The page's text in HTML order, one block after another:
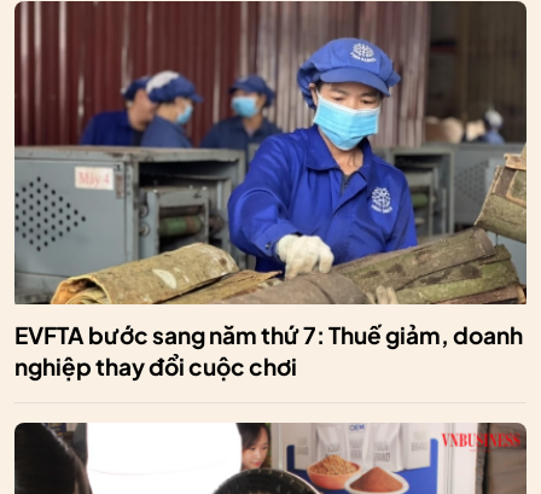
EVFTA bước sang năm thứ 7: Thuế giảm, doanh
nghiệp thay đổi cuộc chơi